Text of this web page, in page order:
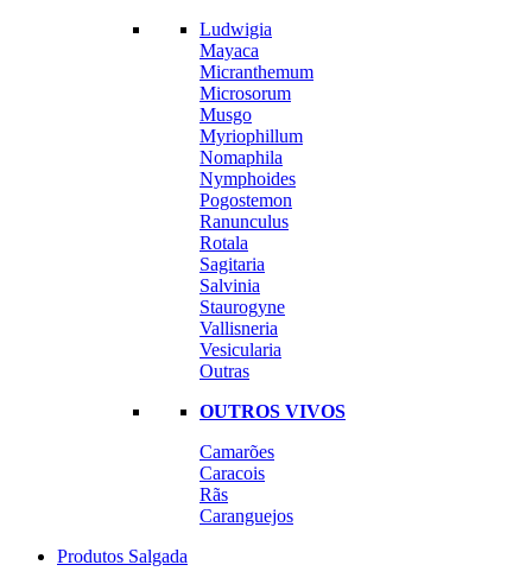
Ludwigia
Mayaca
Micranthemum
Microsorum
Musgo
Myriophillum
Nomaphila
Nymphoides
Pogostemon
Ranunculus
Rotala
Sagitaria
Salvinia
Staurogyne
Vallisneria
Vesicularia
Outras
OUTROS VIVOS
Camarões
Caracois
Rãs
Caranguejos
Produtos Salgada